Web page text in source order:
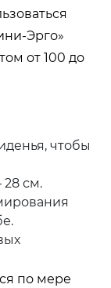
Эрго»
от 100 до
чтобы
см.
по мере